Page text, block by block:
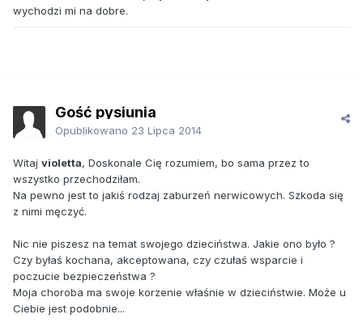
wychodzi mi na dobre.
Gość pysiunia
Opublikowano 23 Lipca 2014
Witaj violetta, Doskonale Cię rozumiem, bo sama przez to
wszystko przechodziłam.
Na pewno jest to jakiś rodzaj zaburzeń nerwicowych. Szkoda się
z nimi męczyć.
Nic nie piszesz na temat swojego dzieciństwa. Jakie ono było ?
Czy byłaś kochana, akceptowana, czy czułaś wsparcie i
poczucie bezpieczeństwa ?
Moja choroba ma swoje korzenie właśnie w dzieciństwie. Może u
Ciebie jest podobnie...